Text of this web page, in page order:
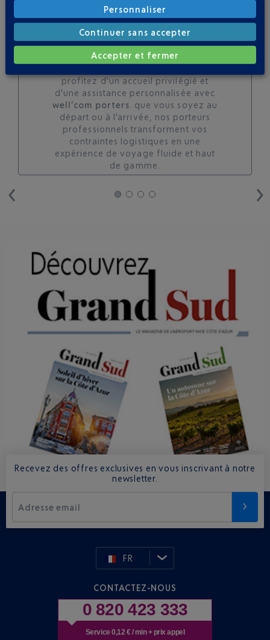
SERVICE PORTEURS DE
BAGAGES : VOYAGEZ LÉGER À
NICE
profitez d'un accueil privilégié et
d'une assistance personnalisée avec
well’com porters . que vous soyez au
départ ou à l'arrivée, nos porteurs
professionnels transforment vos
contraintes logistiques en une
expérience de voyage fluide et haut
de gamme.
Recevez des offres exclusives en vous inscrivant à notre
newsletter.
Adresse email
FR
CONTACTEZ-NOUS
0 820 423 333
Service 0,12 € / min + prix appel
Personnaliser
Continuer sans accepter
Accepter et fermer